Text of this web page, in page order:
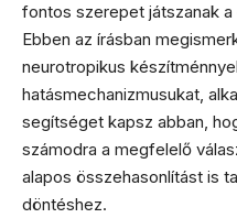
fontos szerepet játszanak
Ebben az írásban
neurotropikus
hatásmechanizmusukat,
segítséget kapsz abban,
számodra a megfelelő
alapos összehasonlítást is
döntéshez.